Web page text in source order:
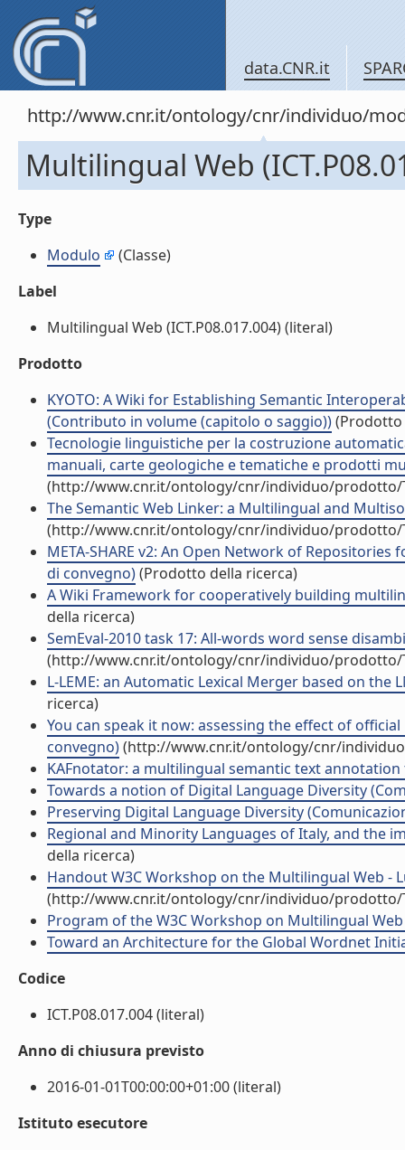
data.CNR.it
http://www.cnr.it/ontology/cnr/individuo/
Multilingual Web
Type
Modulo
(Classe)
Label
Multilingual Web (ICT.P08.017.004) (literal)
Prodotto
KYOTO: A Wiki for Establishing Semantic
(Contributo in volume (capitolo o saggio))(Prodotto
Tecnologie linguistiche per la costruzione
manuali, carte geologiche e tematiche e prodotti
(http://www.cnr.it/ontology/cnr/individuo/prodotto/
The Semantic Web Linker: a Multilingual and
(http://www.cnr.it/ontology/cnr/individuo/prodotto/
META-SHARE v2: An Open Network of
di convegno)(Prodotto della ricerca)
A Wiki Framework for cooperatively building
della ricerca)
SemEval-2010 task 17: All-words word sense
(http://www.cnr.it/ontology/cnr/individuo/prodotto/
L-LEME: an Automatic Lexical Merger based on
ricerca)
You can speak it now: assessing the effect of
convegno)(http://www.cnr.it/ontology/cnr/
KAFnotator: a multilingual semantic text
Towards a notion of Digital Language Diversity
Preserving Digital Language Diversity
Regional and Minority Languages of Italy, and the
della ricerca)
Handout W3C Workshop on the Multilingual Web -
(http://www.cnr.it/ontology/cnr/individuo/prodotto/
Program of the W3C Workshop on Multilingual
Toward an Architecture for the Global Wordnet
Codice
ICT.P08.017.004 (literal)
Anno di chiusura previsto
2016-01-01T00:00:00+01:00 (literal)
Istituto esecutore